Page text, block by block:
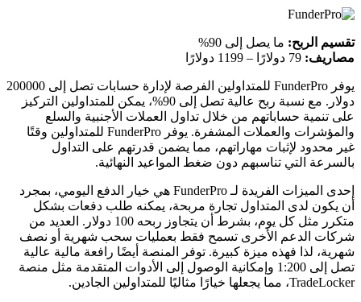
تقسيم الربح: ما يصل إلى 90%
مصاريف:
يوفر FunderPro للمتداولين الفرصة لإدارة حسابات تصل إلى 200000
دولار. مع نسبة ربح عالية تصل إلى 90%، يمكن للمتداولين التركيز
على تنمية حساباتهم من خلال تداول العملات الأجنبية والسلع
والمؤشرات والعملات المشفرة. يوفر FunderPro للمتداولين وقتًا
غير محدود لإثبات مهاراتهم، مما يضمن قدرتهم على التداول
بالسرعة التي تناسبهم دون ضغط المواعيد النهائية.
إحدى الميزات الفريدة لـ FunderPro هي خيار الدفع اليومي، بمجرد
أن يكون لدى المتداول تجارة مربحة، يمكنه طلب دفعات بشكل
متكرر مثل كل يوم، بشرط أن يتجاوز ربحه 100 دولار. العديد من
شركات الدعم الأخرى تسمح فقط بعمليات سحب شهرية أو نصف
شهرية، لذا فهذه ميزة كبيرة. توفر المنصة أيضًا رافعة مالية عالية
تصل إلى 1:200 وإمكانية الوصول إلى الأدوات المتقدمة مثل منصة
TradeLocker، مما يجعلها خيارًا مثاليًا للمتداولين الجادين.